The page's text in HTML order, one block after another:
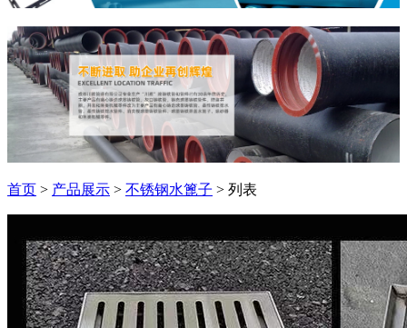
首页 > 产品展示 > 不锈钢水篦子 > 列表